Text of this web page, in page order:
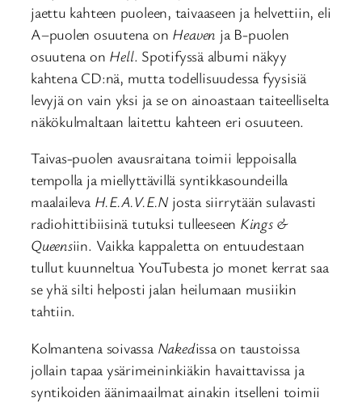
jaettu kahteen puoleen, taivaaseen ja helvettiin, eli
A–puolen osuutena on Heaven ja B-puolen
osuutena on Hell. Spotifyssä albumi näkyy
kahtena CD:nä, mutta todellisuudessa fyysisiä
levyjä on vain yksi ja se on ainoastaan taiteelliselta
näkökulmaltaan laitettu kahteen eri osuuteen.
Taivas-puolen avausraitana toimii leppoisalla
tempolla ja miellyttävillä syntikkasoundeilla
maalaileva H.E.A.V.E.N josta siirrytään sulavasti
radiohittibiisinä tutuksi tulleeseen Kings &
Queensiin. Vaikka kappaletta on entuudestaan
tullut kuunneltua YouTubesta jo monet kerrat saa
se yhä silti helposti jalan heilumaan musiikin
tahtiin.
Kolmantena soivassa Nakedissa on taustoissa
jollain tapaa ysärimeininkiäkin havaittavissa ja
syntikoiden äänimaailmat ainakin itselleni toimii